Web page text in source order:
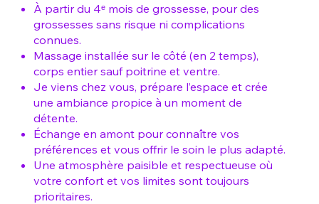
À partir du 4ᵉ mois de grossesse, pour des
grossesses sans risque ni complications
connues.
Massage installée sur le côté (en 2 temps),
corps entier sauf poitrine et ventre.
Je viens chez vous, prépare l’espace et crée
une ambiance propice à un moment de
détente.
Échange en amont pour connaître vos
préférences et vous offrir le soin le plus adapté.
Une atmosphère paisible et respectueuse où
votre confort et vos limites sont toujours
prioritaires.